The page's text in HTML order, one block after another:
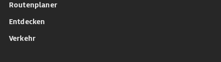
Routenplaner
Entdecken
Verkehr